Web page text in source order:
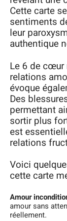
Cette carte
sentiments
leur
authentique
Le 6 de cœur
relations
évoque
Des
permettant
sortir plus
est
relations
Voici
cette carte
Amour
amour sans
réellement.